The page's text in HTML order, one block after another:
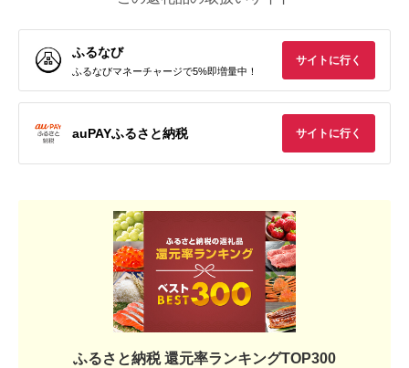
ふるなび
ふるなびマネーチャージで5%即増量中！
サイトに行く
auPAYふるさと納税 サイトに行く
ふるさと納税 還元率ランキングTOP300